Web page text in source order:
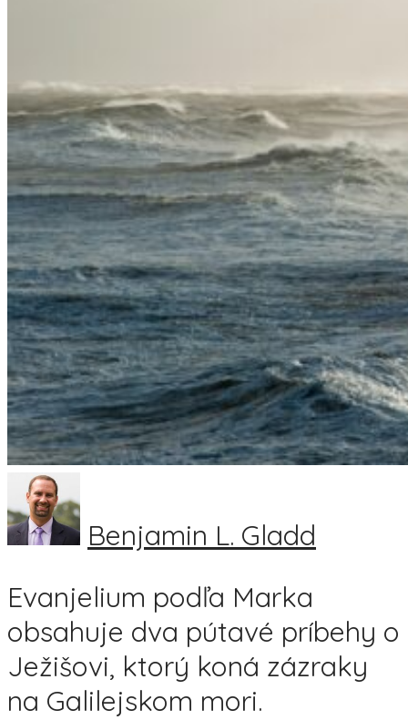
Benjamin L. Gladd
Evanjelium podľa Marka
obsahuje dva pútavé príbehy o
Ježišovi, ktorý koná zázraky
na Galilejskom mori.